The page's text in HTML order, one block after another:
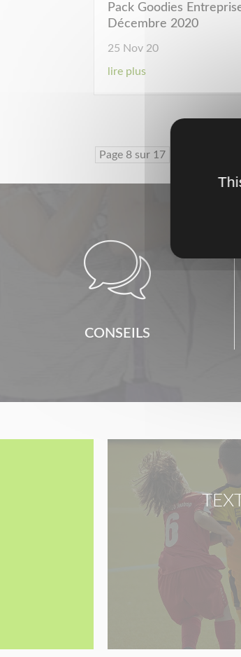
Pack Goodies
Décembre 2020
25 Nov 20
lire plus
Page 8 sur 17

CONSEILS